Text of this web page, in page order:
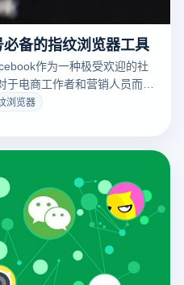
备的指纹浏览器工具
作为一种极受欢迎的社
于电商工作者和营销人员而
户是必要的工作环节。然
户往往非常繁琐，需要投入
免费指纹浏览器作为一种优秀
浏览器